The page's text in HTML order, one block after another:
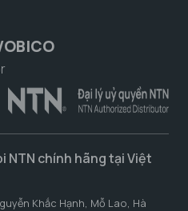
NTN chính hãng tại Việt
Khắc Hạnh, Mỗ Lao, Hà